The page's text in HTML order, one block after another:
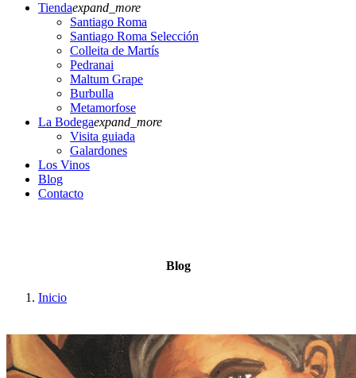
Tiendaexpand_more
Santiago Roma
Santiago Roma Selección
Colleita de Martís
Pedranai
Maltum Grape
Burbulla
Metamorfose
La Bodegaexpand_more
Visita guiada
Galardones
Los Vinos
Blog
Contacto
Blog
Inicio